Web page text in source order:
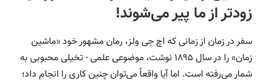
زودتر از ما پیر می‌شوند!
سفر در زمان از زمانی که اچ جی ولز، رمان مشهور خود «ماشین
زمان» را در سال ۱۸۹۵ نوشت، موضوعی علمی - تخیلی محبوبی به
شمار می‌رفته است. اما آیا واقعاً می‌توان چنین کاری را انجام داد؛